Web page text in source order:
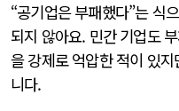
“공기업은 부패했다”는 식
되지 않아요. 민간 기업도
을 강제로 억압한 적이 있
니다.